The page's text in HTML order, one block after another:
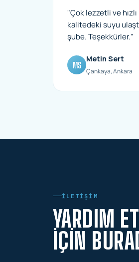
"Çok lezzetli ve
kalitedeki suyu
şube. Teşekkürler."
MS
Metin Sert
Çankaya, Ankara
İLETIŞIM
YARDIM
İÇIN